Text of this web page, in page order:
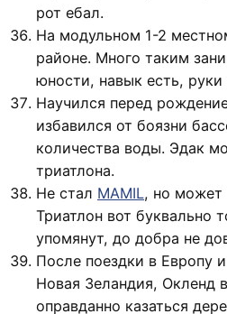
рот ебал.
На модульном 1-2
районе. Много таким
юности, навык есть, руки
Научился перед
избавился от боязни
количества воды. Эдак
триатлона.
Не стал MAMIL, но может
Триатлон вот буквально
упомянут, до добра не
После поездки в Европу
Новая Зеландия, Окленд
оправданно казаться